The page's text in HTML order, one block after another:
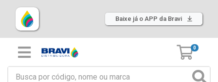
Baixe já o APP da Bravi
0